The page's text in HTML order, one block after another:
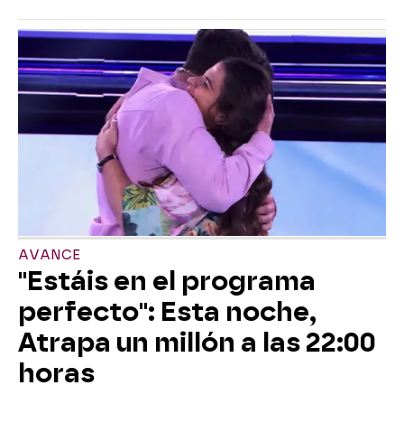
AVANCE
"Estáis en el programa
perfecto": Esta noche,
Atrapa un millón a las 22:00
horas